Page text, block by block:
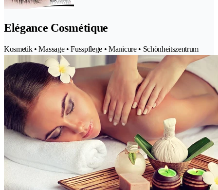
Elégance Cosmétique
Kosmetik • Massage • Fusspflege • Manicure • Schönheitszentrum